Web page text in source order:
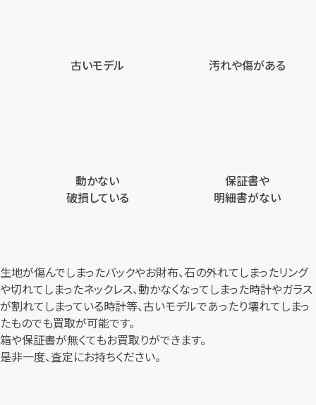
古いモデル 汚れや傷がある
動かない
破損している
保証書や
明細書がない
生地が傷んでしまったバックやお財布、石の外れてしまったリング
や切れてしまったネックレス、動かなくなってしまった時計やガラス
が割れてしまっている時計等、古いモデルであったり壊れてしまっ
たものでも買取が可能です。
箱や保証書が無くてもお買取りができます。
是非一度、査定にお持ちください。